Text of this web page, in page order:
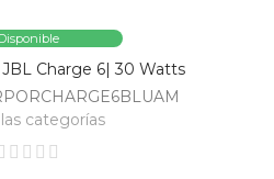
Disponible
Charge 6| 30 Watts
categorías